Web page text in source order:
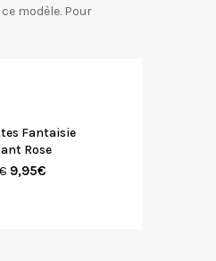
modèle. Pour
Fantaisie
Rose
€ 9,95€